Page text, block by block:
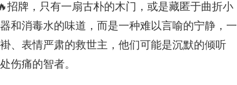
招牌，只有一扇古朴的木门，或是藏匿于曲折小
和消毒水的味道，而是一种难以言喻的宁静，一
、表情严肃的救世主，他们可能是沉默的倾听
伤痛的智者。